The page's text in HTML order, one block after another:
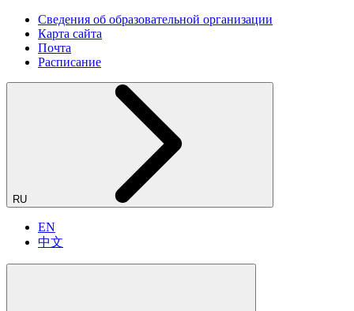
Сведения об образовательной организации
Карта сайта
Почта
Расписание
RU
EN
中文